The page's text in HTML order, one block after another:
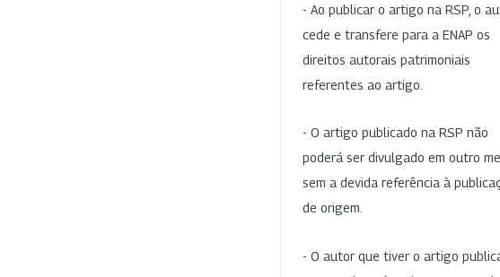
- Ao publicar o artigo na RSP, o
cede e transfere para a ENAP os
direitos autorais patrimoniais
referentes ao artigo.
- O artigo publicado na RSP não
poderá ser divulgado em outro
sem a devida referência à
de origem.
- O autor que tiver o artigo